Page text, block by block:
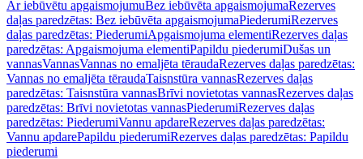
Ar iebūvētu apgaismojumuBez iebūvēta apgaismojumaRezerves
daļas paredzētas: Bez iebūvēta apgaismojumaPiederumiRezerves
daļas paredzētas: PiederumiApgaismojuma elementiRezerves daļas
paredzētas: Apgaismojuma elementiPapildu piederumiDušas un
vannasVannasVannas no emaljēta tēraudaRezerves daļas paredzētas:
Vannas no emaljēta tēraudaTaisnstūra vannasRezerves daļas
paredzētas: Taisnstūra vannasBrīvi novietotas vannasRezerves daļas
paredzētas: Brīvi novietotas vannasPiederumiRezerves daļas
paredzētas: PiederumiVannu apdareRezerves daļas paredzētas:
Vannu apdarePapildu piederumiRezerves daļas paredzētas: Papildu
piederumi